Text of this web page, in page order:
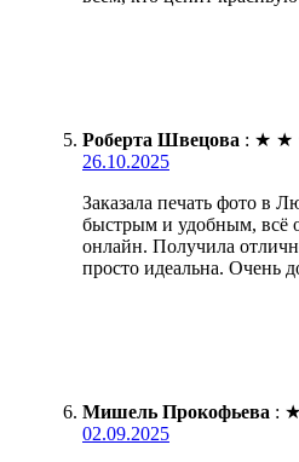
Роберта Швецова : ★ ★
26.10.2025
Заказала печать фото в
быстрым и удобным, всё
онлайн. Получила
просто идеальна. Очень
Мишель Прокофьева : ★
02.09.2025